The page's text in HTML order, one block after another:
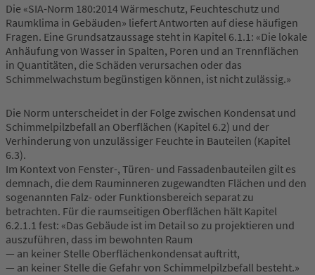
Die «SIA-Norm 180:2014 Wärmeschutz, Feuchteschutz und
Raumklima in Gebäuden» liefert Antworten auf diese häufigen
Fragen. Eine Grundsatzaussage steht in Kapitel 6.1.1: «Die lokale
Anhäufung von Wasser in Spalten, Poren und an Trennflächen
in Quantitäten, die Schäden verursachen oder das
Schimmelwachstum begünstigen können, ist nicht zulässig.»
Die Norm unterscheidet in der Folge zwischen Kondensat und
Schimmelpilzbefall an Oberflächen (Kapitel 6.2) und der
Verhinderung von unzulässiger Feuchte in Bauteilen (Kapitel
6.3).
Im Kontext von Fenster-, Türen- und Fassadenbauteilen gilt es
demnach, die dem Rauminneren zugewandten Flächen und den
sogenannten Falz- oder Funktionsbereich separat zu
betrachten. Für die raumseitigen Oberflächen hält Kapitel
6.2.1.1 fest: «Das Gebäude ist im Detail so zu projektieren und
auszuführen, dass im bewohnten Raum
— an keiner Stelle Oberflächenkondensat auftritt,
— an keiner Stelle die Gefahr von Schimmelpilzbefall besteht.»